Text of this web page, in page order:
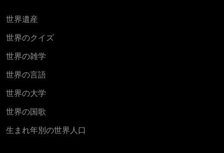
世界遺産
世界のクイズ
世界の雑学
世界の言語
世界の大学
世界の国歌
生まれ年別の世界人口